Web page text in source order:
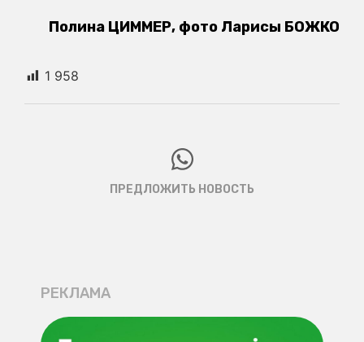
Полина ЦИММЕР, фото Ларисы БОЖКО
1 958
ПРЕДЛОЖИТЬ НОВОСТЬ
РЕКЛАМА